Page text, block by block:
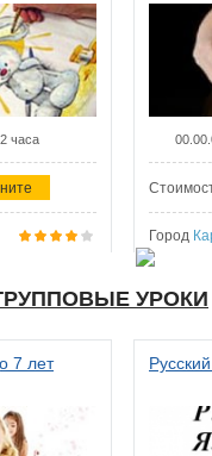
часа
Город
УРОКИ
7 лет